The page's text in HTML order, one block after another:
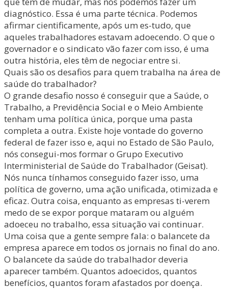
diagnóstico. Essa é uma parte técnica. Podemos
afirmar cientificamente, após um es-tudo, que
aqueles trabalhadores estavam adoecendo. O que o
governador e o sindicato vão fazer com isso, é uma
outra história, eles têm de negociar entre si.
Quais são os desafios para quem trabalha na área de
saúde do trabalhador?
O grande desafio nosso é conseguir que a Saúde, o
Trabalho, a Previdência Social e o Meio Ambiente
tenham uma política única, porque uma pasta
completa a outra. Existe hoje vontade do governo
federal de fazer isso e, aqui no Estado de São Paulo,
nós consegui-mos formar o Grupo Executivo
Interministerial de Saúde do Trabalhador (Geisat).
Nós nunca tínhamos conseguido fazer isso, uma
política de governo, uma ação unificada, otimizada e
eficaz. Outra coisa, enquanto as empresas ti-verem
medo de se expor porque mataram ou alguém
adoeceu no trabalho, essa situação vai continuar.
Uma coisa que a gente sempre fala: o balancete da
empresa aparece em todos os jornais no final do ano.
O balancete da saúde do trabalhador deveria
aparecer também. Quantos adoecidos, quantos
benefícios, quantos foram afastados por doença.